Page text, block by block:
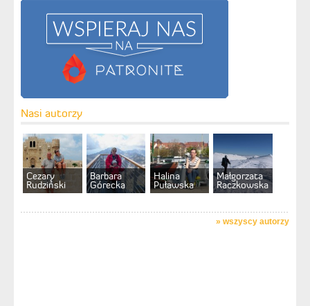
Nasi autorzy
Cezary
Rudziński
Barbara
Górecka
Halina
Puławska
Małgorzata
Raczkowska
» wszyscy autorzy